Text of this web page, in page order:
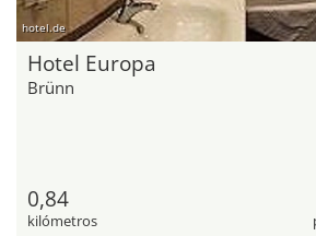
hotel.de
Hotel Europa
Brünn
0,84
kilómetros